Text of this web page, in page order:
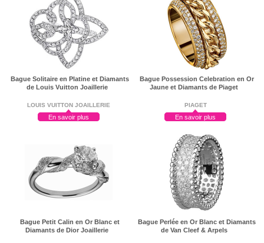
Bague Solitaire en Platine et Diamants
de Louis Vuitton Joaillerie
LOUIS VUITTON JOAILLERIE
En savoir plus
Bague Possession Celebration en Or
Jaune et Diamants de Piaget
PIAGET
En savoir plus
Bague Petit Calin en Or Blanc et
Diamants de Dior Joaillerie
Bague Perlée en Or Blanc et Diamants
de Van Cleef & Arpels